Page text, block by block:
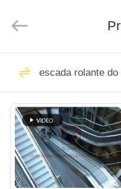
CASA
PRODUTOS
VÍDEOS
SOBRE
CO.,LTD.
escada rolante do